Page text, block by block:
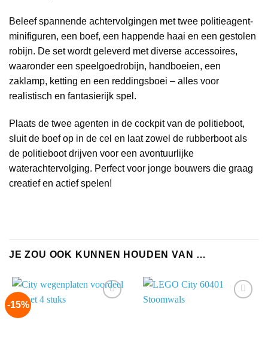
Beleef spannende achtervolgingen met twee politieagent-
minifiguren, een boef, een happende haai en een gestolen
robijn. De set wordt geleverd met diverse accessoires,
waaronder een speelgoedrobijn, handboeien, een
zaklamp, ketting en een reddingsboei – alles voor
realistisch en fantasierijk spel.
Plaats de twee agenten in de cockpit van de politieboot,
sluit de boef op in de cel en laat zowel de rubberboot als
de politieboot drijven voor een avontuurlijke
waterachtervolging. Perfect voor jonge bouwers die graag
creatief en actief spelen!
JE ZOU OOK KUNNEN HOUDEN VAN …
-15%